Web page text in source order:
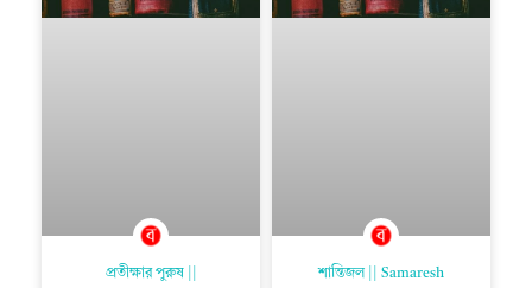
প্রতীক্ষার পুরুষ ||
শান্তিজল || Samaresh